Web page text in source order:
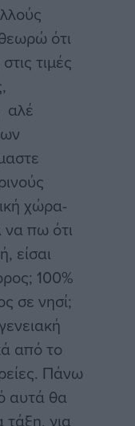
ότι
τιμές
αλέ
χώρα-
να πω ότι
είσαι
100%
σε νησί;
από το
Πάνω
αυτά θα
για